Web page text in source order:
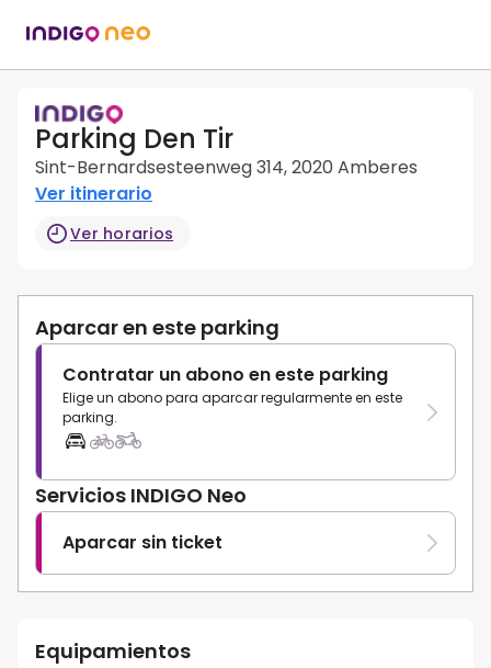
Parking Den Tir
Sint-Bernardsesteenweg 314, 2020 Amberes
Ver itinerario
Ver horarios
Aparcar en este parking
Contratar un abono en este parking
Elige un abono para aparcar regularmente en este
parking.
Servicios INDIGO Neo
Aparcar sin ticket
Equipamientos